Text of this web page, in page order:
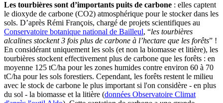
Les tourbières sont d’importants puits de carbone : elles captent
le dioxyde de carbone (CO2) atmosphérique pour le stocker dans les
sols. D’après Rémi François, chargé de projets scientifiques au
Conservatoire botanique national de Bailleul, “les tourbières
alcalines stockent 3 fois plus de carbone à l’hectare que les forêts” !
En considérant uniquement les sols (et non la biomasse et litière), les
tourbières stockent effectivement plus de carbone que les forêts : en
moyenne 125 tC/ha pour les zones humides contre environ 60 à 70
tC/ha pour les sols forestiers. Cependant, les forêts restent le milieu
avec le stock de carbone le plus important si l'on considère - en plus
du sol - la biomasse et la litière (données Observatoire Climat